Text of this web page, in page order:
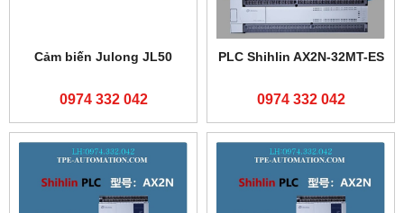
Cảm biến Julong JL50
0974 332 042
PLC Shihlin AX2N-32MT-ES
0974 332 042